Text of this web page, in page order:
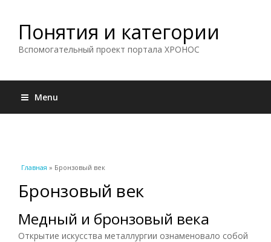
Понятия и категории
Вспомогательный проект портала ХРОНОС
Menu
Вы здесь
Главная » Бронзовый век
Бронзовый век
Медный и бронзовый века
Открытие искусства металлургии ознаменовало собой